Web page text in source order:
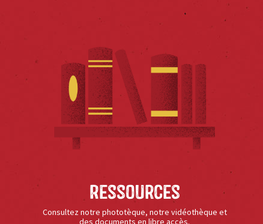
Ressources
Consultez notre phototèque, notre vidéothèque et
des documents en libre accès.